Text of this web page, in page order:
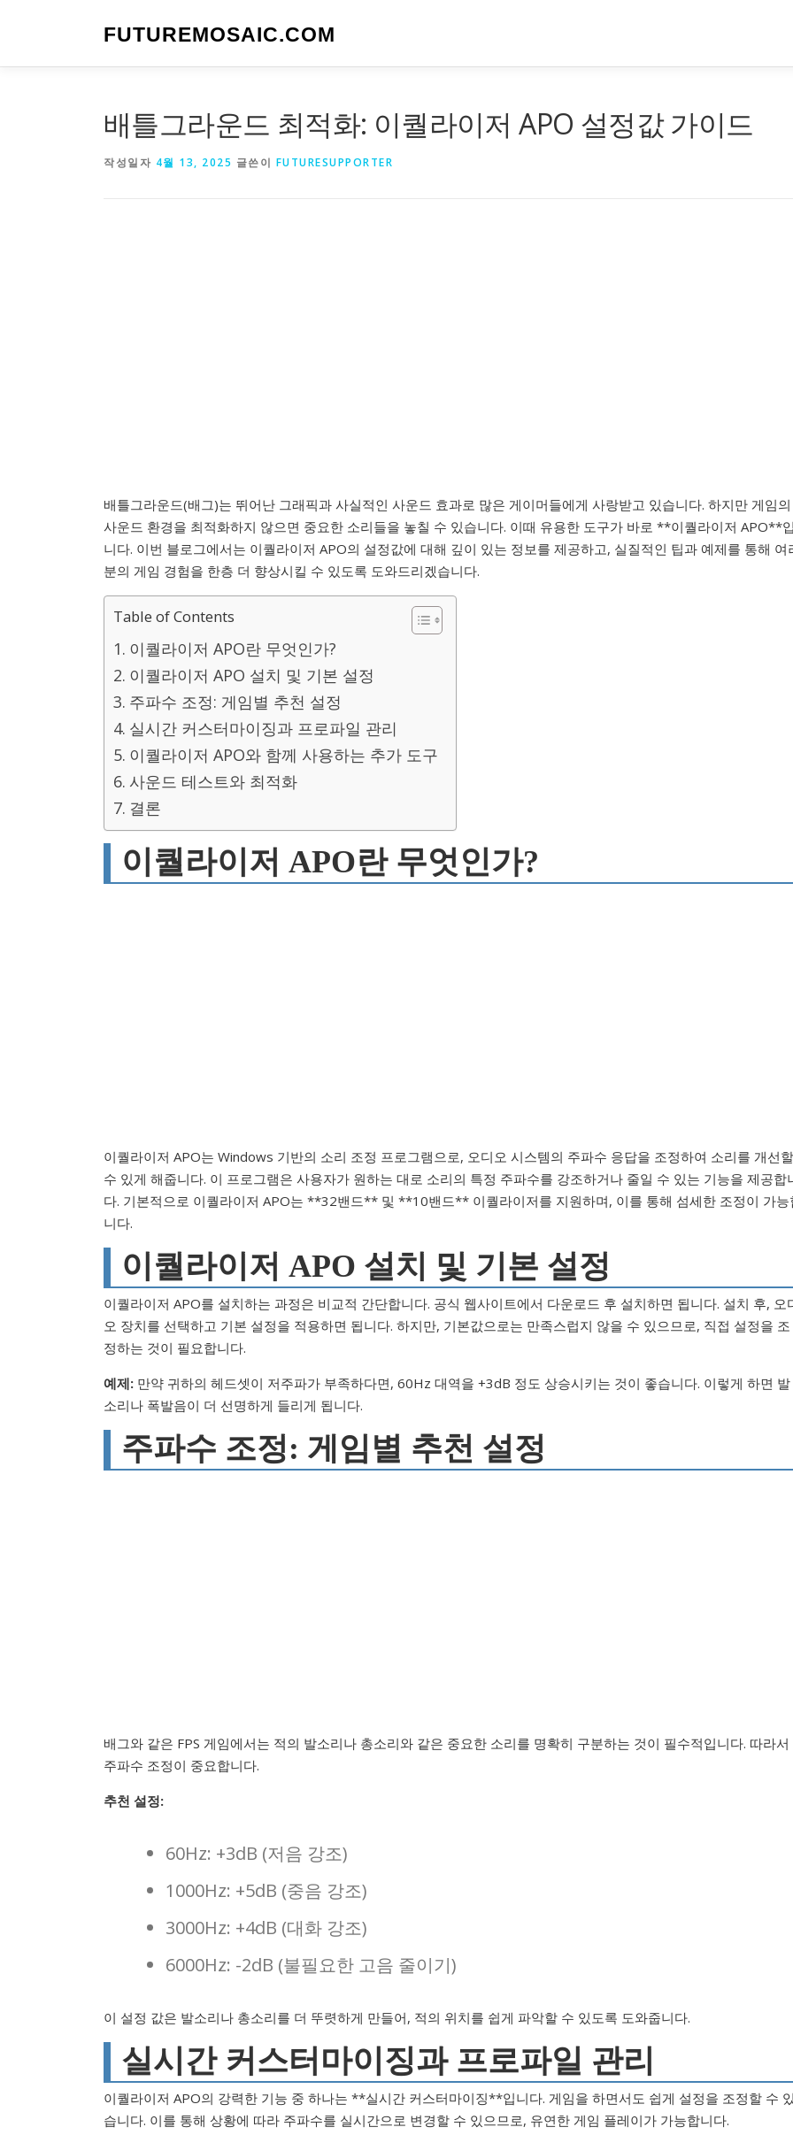
로
FUTUREMOSAIC.COM
배틀그라운드 최적화: 이퀄라이저 APO 설정값 가이드
작성일자 4월 13, 2025 글쓴이 FUTURESUPPORTER
배틀그라운드(배그)는 뛰어난 그래픽과 사실적인 사운드 효과로 많은 게이머들에게 사랑받고 있습니다. 하지만 게임의
사운드 환경을 최적화하지 않으면 중요한 소리들을 놓칠 수 있습니다. 이때 유용한 도구가 바로 **이퀄라이저 APO**
니다. 이번 블로그에서는 이퀄라이저 APO의 설정값에 대해 깊이 있는 정보를 제공하고, 실질적인 팁과 예제를 통해 여
분의 게임 경험을 한층 더 향상시킬 수 있도록 도와드리겠습니다.
Table of Contents
이퀄라이저 APO란 무엇인가?
이퀄라이저 APO 설치 및 기본 설정
주파수 조정: 게임별 추천 설정
실시간 커스터마이징과 프로파일 관리
이퀄라이저 APO와 함께 사용하는 추가 도구
사운드 테스트와 최적화
결론
이퀄라이저 APO란 무엇인가?
이퀄라이저 APO는 Windows 기반의 소리 조정 프로그램으로, 오디오 시스템의 주파수 응답을 조정하여 소리를 개선할
수 있게 해줍니다. 이 프로그램은 사용자가 원하는 대로 소리의 특정 주파수를 강조하거나 줄일 수 있는 기능을 제공합
다. 기본적으로 이퀄라이저 APO는 **32밴드** 및 **10밴드** 이퀄라이저를 지원하며, 이를 통해 섬세한 조정이 가능
니다.
이퀄라이저 APO 설치 및 기본 설정
이퀄라이저 APO를 설치하는 과정은 비교적 간단합니다. 공식 웹사이트에서 다운로드 후 설치하면 됩니다. 설치 후, 오
오 장치를 선택하고 기본 설정을 적용하면 됩니다. 하지만, 기본값으로는 만족스럽지 않을 수 있으므로, 직접 설정을 조
정하는 것이 필요합니다.
예제: 만약 귀하의 헤드셋이 저주파가 부족하다면, 60Hz 대역을 +3dB 정도 상승시키는 것이 좋습니다. 이렇게 하면 발
소리나 폭발음이 더 선명하게 들리게 됩니다.
주파수 조정: 게임별 추천 설정
배그와 같은 FPS 게임에서는 적의 발소리나 총소리와 같은 중요한 소리를 명확히 구분하는 것이 필수적입니다. 따라서
주파수 조정이 중요합니다.
추천 설정:
60Hz: +3dB (저음 강조)
1000Hz: +5dB (중음 강조)
3000Hz: +4dB (대화 강조)
6000Hz: -2dB (불필요한 고음 줄이기)
이 설정 값은 발소리나 총소리를 더 뚜렷하게 만들어, 적의 위치를 쉽게 파악할 수 있도록 도와줍니다.
실시간 커스터마이징과 프로파일 관리
이퀄라이저 APO의 강력한 기능 중 하나는 **실시간 커스터마이징**입니다. 게임을 하면서도 쉽게 설정을 조정할 수
습니다. 이를 통해 상황에 따라 주파수를 실시간으로 변경할 수 있으므로, 유연한 게임 플레이가 가능합니다.